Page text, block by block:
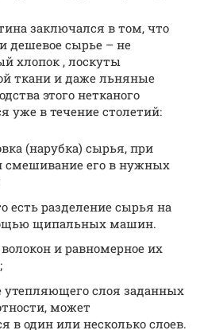
заключался в том, что
дешевое сырье – не
хлопок , лоскуты
ткани и даже льняные
этого нетканого
уже в течение столетий:
(нарубка) сырья, при
смешивание его в нужных
есть разделение сырья на
щипальных машин.
и равномерное их
слоя заданных
может
в один или несколько слоев.